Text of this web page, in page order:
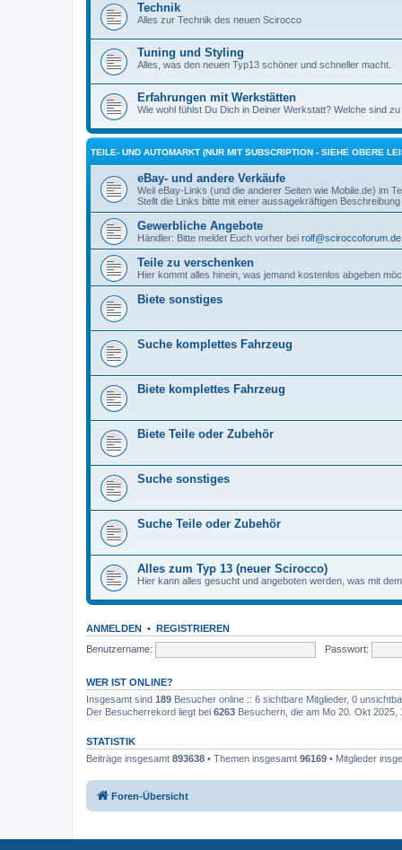
Technik
Alles zur Technik des neuen Scirocco
Tuning und Styling
Alles, was den neuen Typ13 schöner und schneller macht.
Erfahrungen mit Werkstätten
Wie wohl fühlst Du Dich in Deiner Werkstatt? Welche sind
TEILE- UND AUTOMARKT (NUR MIT SUBSCRIPTION - SIEHE OBERE
eBay- und andere Verkäufe
Weil eBay-Links (und die anderer Seiten wie Mobile.de) im
Stellt die Links bitte mit einer aussagekräftigen Beschreibung
Gewerbliche Angebote
Händler: Bitte meldet Euch vorher bei rolf@sciroccoforum.de
Teile zu verschenken
Hier kommt alles hinein, was jemand kostenlos abgeben
Biete sonstiges
Suche komplettes Fahrzeug
Biete komplettes Fahrzeug
Biete Teile oder Zubehör
Suche sonstiges
Suche Teile oder Zubehör
Alles zum Typ 13 (neuer Scirocco)
Hier kann alles gesucht und angeboten werden, was mit
ANMELDEN • REGISTRIEREN
Benutzername:
Passwort:
WER IST ONLINE?
Insgesamt sind 189 Besucher online :: 6 sichtbare Mitglieder, 0
Der Besucherrekord liegt bei 6263 Besuchern, die am Mo 20. Okt 2025,
STATISTIK
Beiträge insgesamt 893638 • Themen insgesamt 96169 • Mitglieder
Foren-Übersicht